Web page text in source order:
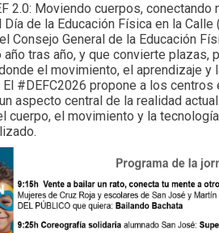
2.0: Moviendo cuerpos,
de la Educación Física en la Calle
Consejo General de la Educación
año tras año, y que convierte plazas,
el movimiento, el aprendizaje y
#DEFC2026 propone a los
aspecto central de la realidad
cuerpo, el movimiento y la